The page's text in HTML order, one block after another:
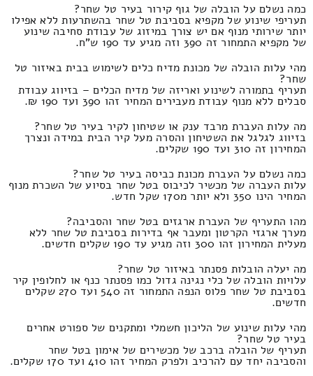
כמה נשלם על הובלה של גוף קירור בעיר טל שחר?
תעריפי שינוע של מקפיא בסביבת טל שחר בהשתרעות ללא אפילו
יותר שירותי מנוף אם יש צורך במיזוג של עבודת סחיבה שינוע
של מקפיא התמחור זה 390 וזה מגיע עד 190 ש"ח.
מהי עלות הובלה של מכונת מדיח כלים לשימוש בבית באיזור טל
שחר?
תעריף בתמורה לשינוע ואריזה של מדיח הכלים – בזיווג עבודת
סבלים ללא מנוף עבודת מעבירים המחיר זהו 390 ועד 190 ₪.
מה עלות העברת מרבד ענק או שטיחון לקיר בעיר טל שחר?
בזיווג לגלגל את השטיחון והסרה מעל קיר הבית במידה ונצרך
המחירון זה 310 ועד 190 שקלים.
כמה נשלם על העברת מכונת כביסה בעיר טל שחר?
עלות העברה של מכשיר לכיבוס בטל שחר בסיוע של השכרת מנוף
המחיר הינו 350 ולא יותר מ170 שקל חדש.
מהו התעריף של העברת ארגזים בטל שחר והסביבה?
מערך ארגזי הקרטון ומעבר אף בדירות בסביבת טל שחר ללא
מעלית המחירון זהו 300 וזה מגיע עד 190 שקלים חדשים.
מה יעלה הובלות פסנתר באיזור טל שחר?
עלויות הובלה של כלי נגינה גדול כמו פסנתר כנף או לחלופין קיר
בסביבת טל שחר פלוס הנפה התמחור זה 540 ועד 270 שקלים
חדשים.
מהי עלות שינוע של הליכון חשמלי ומתקנים של ספורט אחרים
בעיר טל שחר?
תעריף של הובלה ברכב של מכשירים של אימון בטל שחר
והסביבה יחד עם להרכיב ולפרק המחיר זהו 410 ועד 170 שקלים.